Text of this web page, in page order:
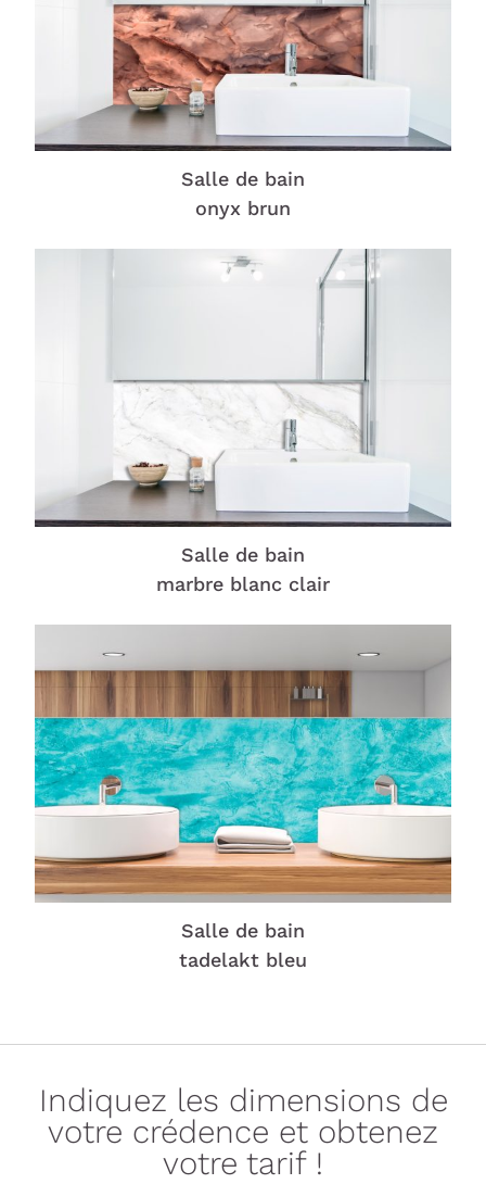
Salle de bain
onyx brun
Salle de bain
marbre blanc clair
Salle de bain
tadelakt bleu
Indiquez les dimensions de
votre crédence et obtenez
votre tarif !